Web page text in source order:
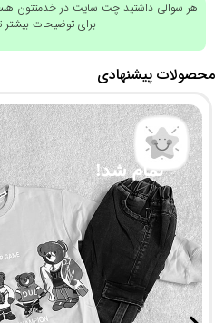
هر سوالی داشتید چت سایت در خدمتتون
برای توضیحات بیشتر
محصولات پیشنهادی
تمام شد!